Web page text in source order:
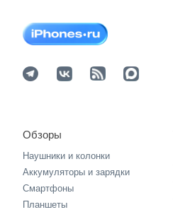
Обзоры
Наушники и колонки
Аккумуляторы и зарядки
Смартфоны
Планшеты